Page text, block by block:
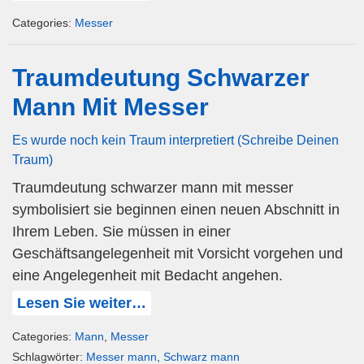
Categories: Messer
Traumdeutung Schwarzer
Mann Mit Messer
Es wurde noch kein Traum interpretiert (Schreibe Deinen
Traum)
Traumdeutung schwarzer mann mit messer
symbolisiert sie beginnen einen neuen Abschnitt in
Ihrem Leben. Sie müssen in einer
Geschäftsangelegenheit mit Vorsicht vorgehen und
eine Angelegenheit mit Bedacht angehen.
Lesen Sie weiter…
Categories: Mann
Messer
Schlagwörter: Messer mann Schwarz mann